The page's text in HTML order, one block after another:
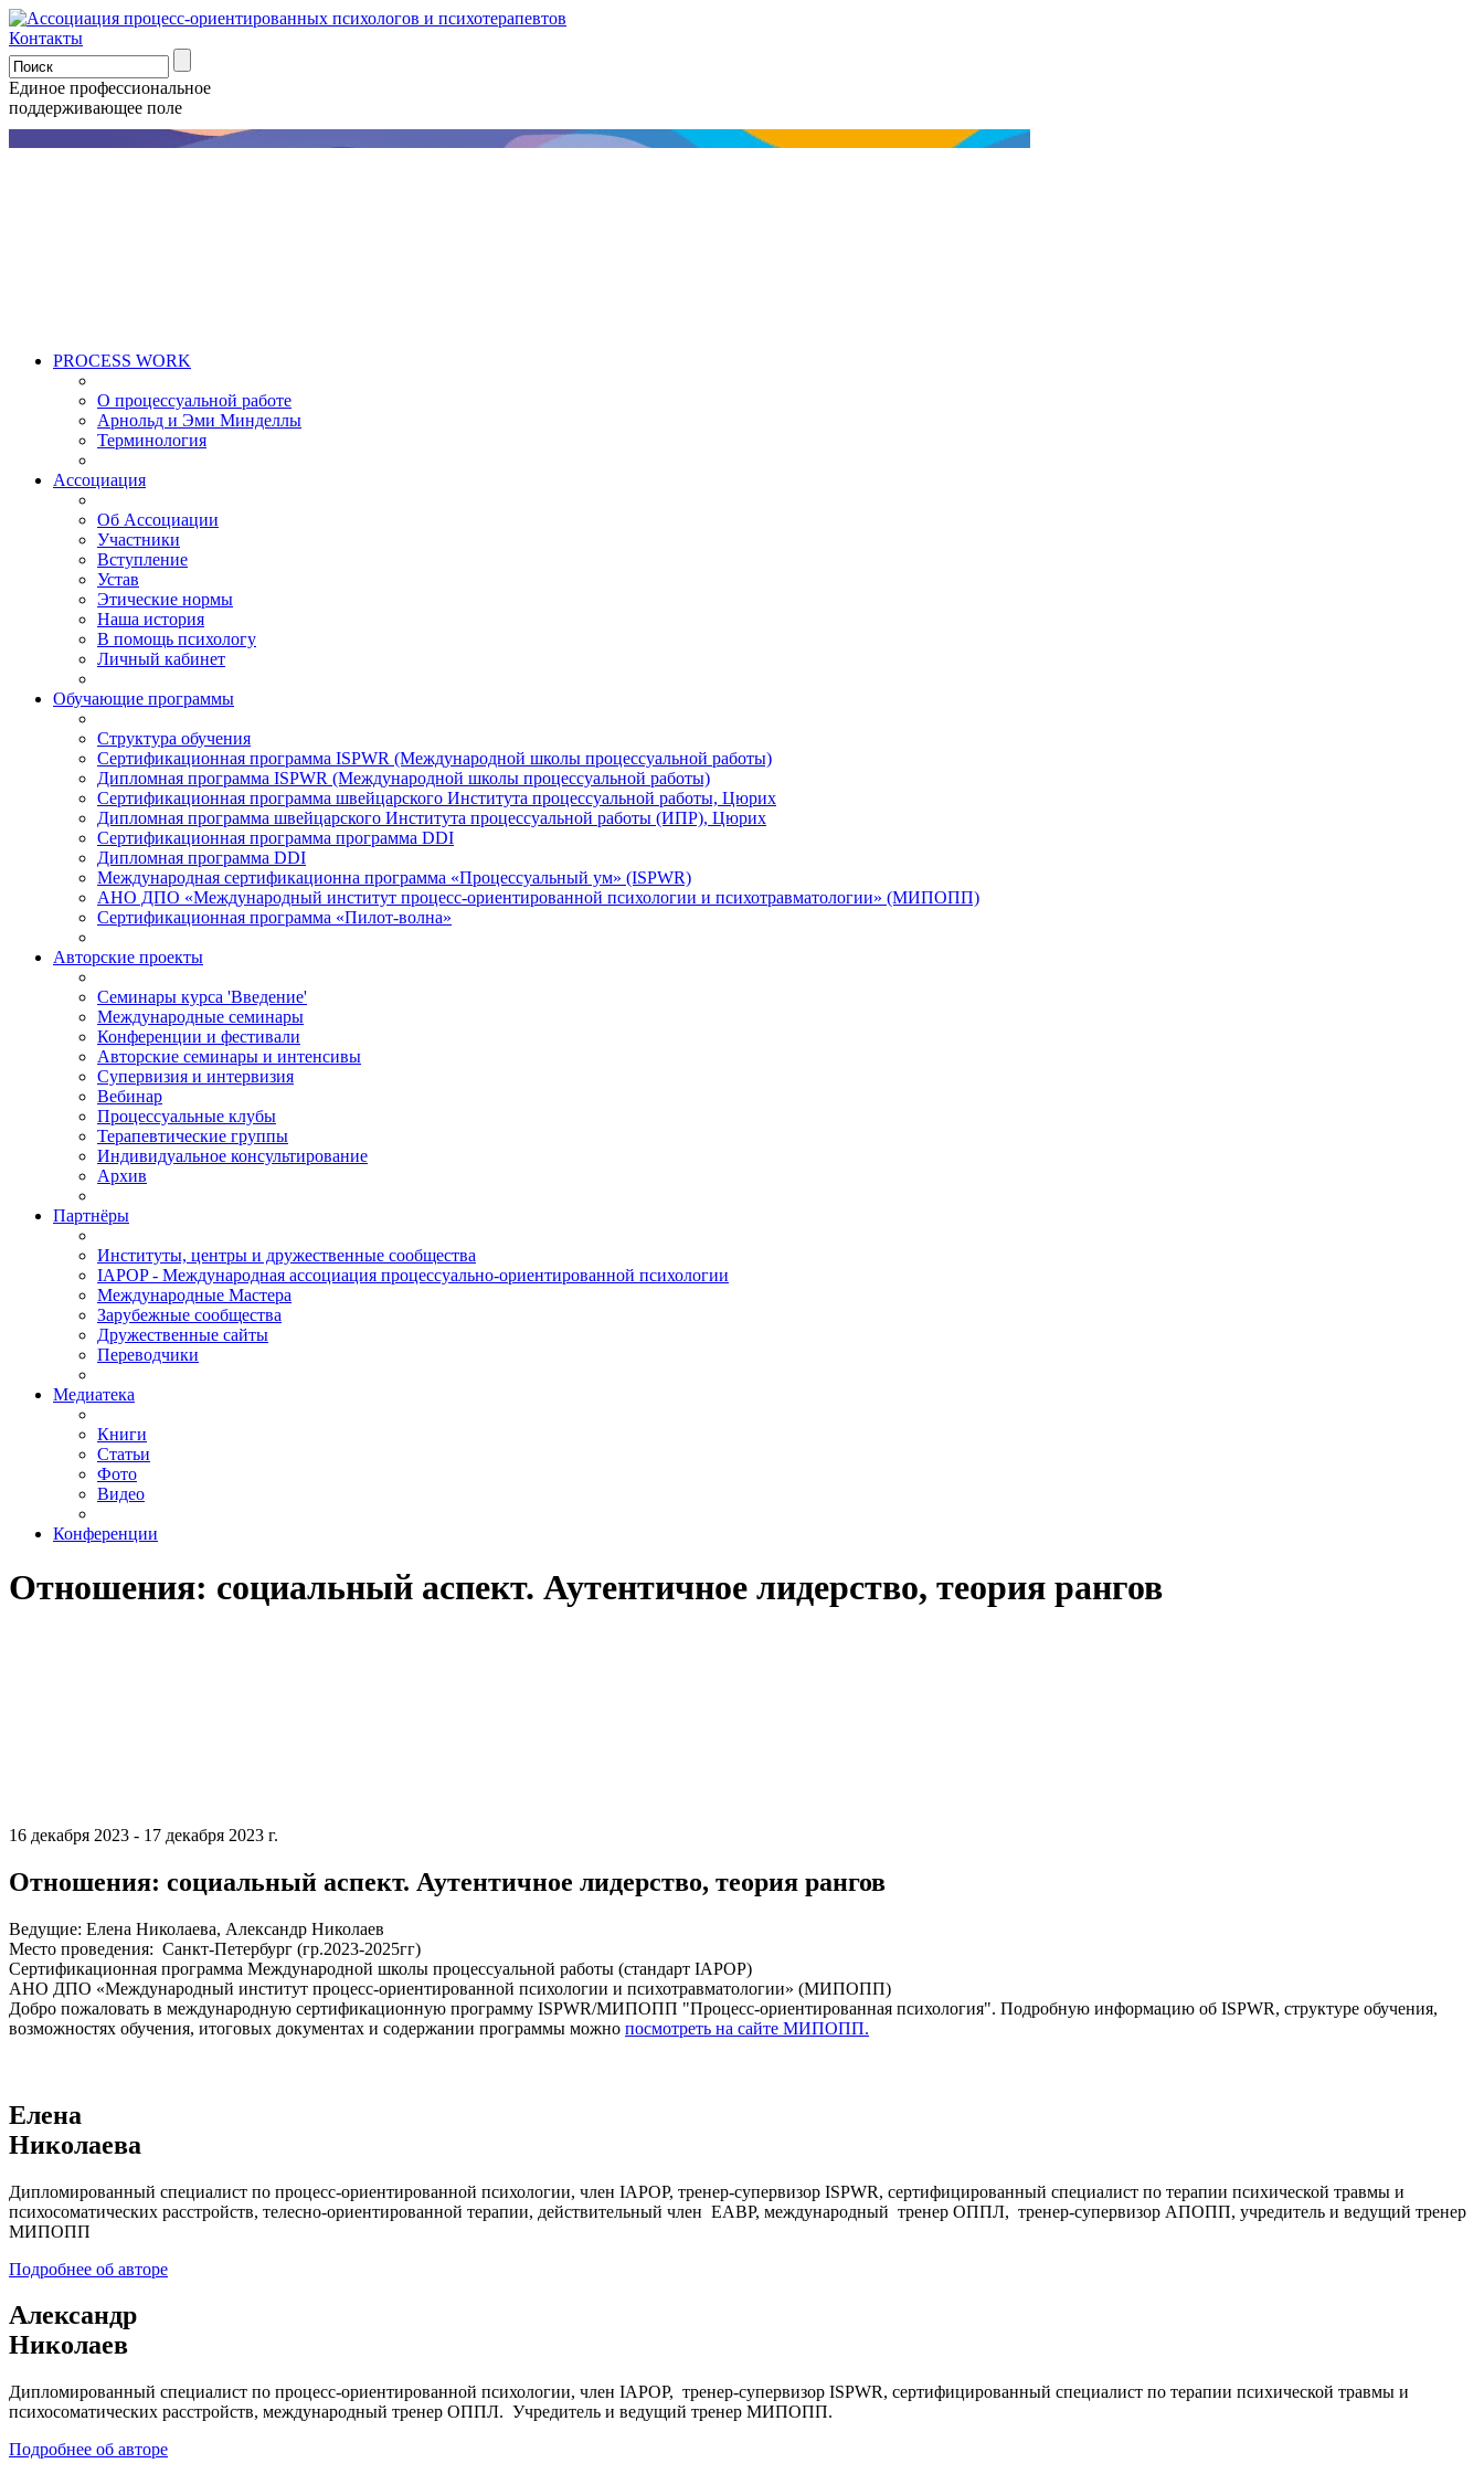
Контакты
Единое профессиональное
поддерживающее поле
PROCESS WORK
О процессуальной работе
Арнольд и Эми Минделлы
Терминология
Ассоциация
Об Ассоциации
Участники
Вступление
Устав
Этические нормы
Наша история
В помощь психологу
Личный кабинет
Обучающие программы
Структура обучения
Сертификационная программа ISPWR (Международной школы процессуальной работы)
Дипломная программа ISPWR (Международной школы процессуальной работы)
Сертификационная программа швейцарского Института процессуальной работы, Цюрих
Дипломная программа швейцарского Института процессуальной работы (ИПР), Цюрих
Сертификационная программа программа DDI
Дипломная программа DDI
Международная сертификационна программа «Процессуальный ум» (ISPWR)
АНО ДПО «Международный институт процесс-ориентированной психологии и психотравматологии» (МИПОПП)
Сертификационная программа «Пилот-волна»
Авторские проекты
Семинары курса 'Введение'
Международные семинары
Конференции и фестивали
Авторские семинары и интенсивы
Супервизия и интервизия
Вебинар
Процессуальные клубы
Терапевтические группы
Индивидуальное консультирование
Архив
Партнёры
Институты, центры и дружественные сообщества
IAPOP - Международная ассоциация процессуально-ориентированной психологии
Международные Мастера
Зарубежные сообщества
Дружественные сайты
Переводчики
Медиатека
Книги
Статьи
Фото
Видео
Конференции
Отношения: социальный аспект. Аутентичное лидерство, теория рангов
16 декабря 2023 - 17 декабря 2023 г.
Отношения: социальный аспект. Аутентичное лидерство, теория рангов
Ведущие: Елена Николаева, Александр Николаев
Место проведения: Санкт-Петербург (гр.2023-2025гг)
Сертификационная программа Международной школы процессуальной работы (стандарт IAPOP)
АНО ДПО «Международный институт процесс-ориентированной психологии и психотравматологии» (МИПОПП)
Добро пожаловать в международную сертификационную программу ISPWR/МИПОПП "Процесс-ориентированная психология". Подробную информацию об ISPWR, структуре обучения,
возможностях обучения, итоговых документах и содержании программы можно посмотреть на сайте МИПОПП.
Елена
Николаева
Дипломированный специалист по процесс-ориентированной психологии, член IAPOP, тренер-супервизор ISPWR, сертифицированный специалист по терапии психической травмы и
психосоматических расстройств, телесно-ориентированной терапии, действительный член EABP, международный тренер ОППЛ, тренер-супервизор АПОПП, учредитель и ведущий тренер
МИПОПП
Подробнее об авторе
Александр
Николаев
Дипломированный специалист по процесс-ориентированной психологии, член IAPOP, тренер-супервизор ISPWR, сертифицированный специалист по терапии психической травмы и
психосоматических расстройств, международный тренер ОППЛ. Учредитель и ведущий тренер МИПОПП.
Подробнее об авторе